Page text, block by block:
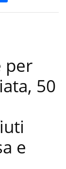
per
50
e